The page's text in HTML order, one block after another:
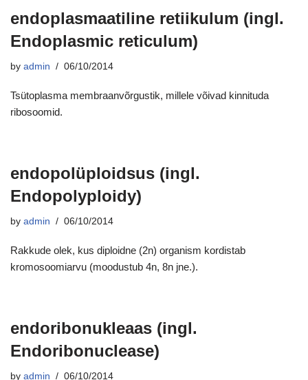
endoplasmaatiline retiikulum (ingl.
Endoplasmic reticulum)
by admin 06/10/2014
Tsütoplasma membraanvõrgustik, millele võivad kinnituda
ribosoomid.
endopolüploidsus (ingl.
Endopolyploidy)
by admin 06/10/2014
Rakkude olek, kus diploidne (2n) organism kordistab
kromosoomiarvu (moodustub 4n, 8n jne.).
endoribonukleaas (ingl.
Endoribonuclease)
by admin 06/10/2014